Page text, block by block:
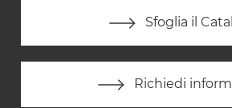
Sfoglia il
Richiedi